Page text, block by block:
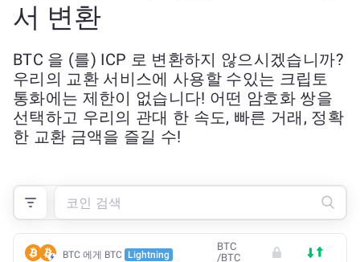
서 변환
BTC 을 (를) ICP 로 변환하지 않으시겠습니까?
우리의 교환 서비스에 사용할 수있는 크립토
통화에는 제한이 없습니다! 어떤 암호화 쌍을
선택하고 우리의 관대 한 속도, 빠른 거래, 정확
한 교환 금액을 즐길 수!
BTC 에게 BTC Lightning
BTC
/BTC